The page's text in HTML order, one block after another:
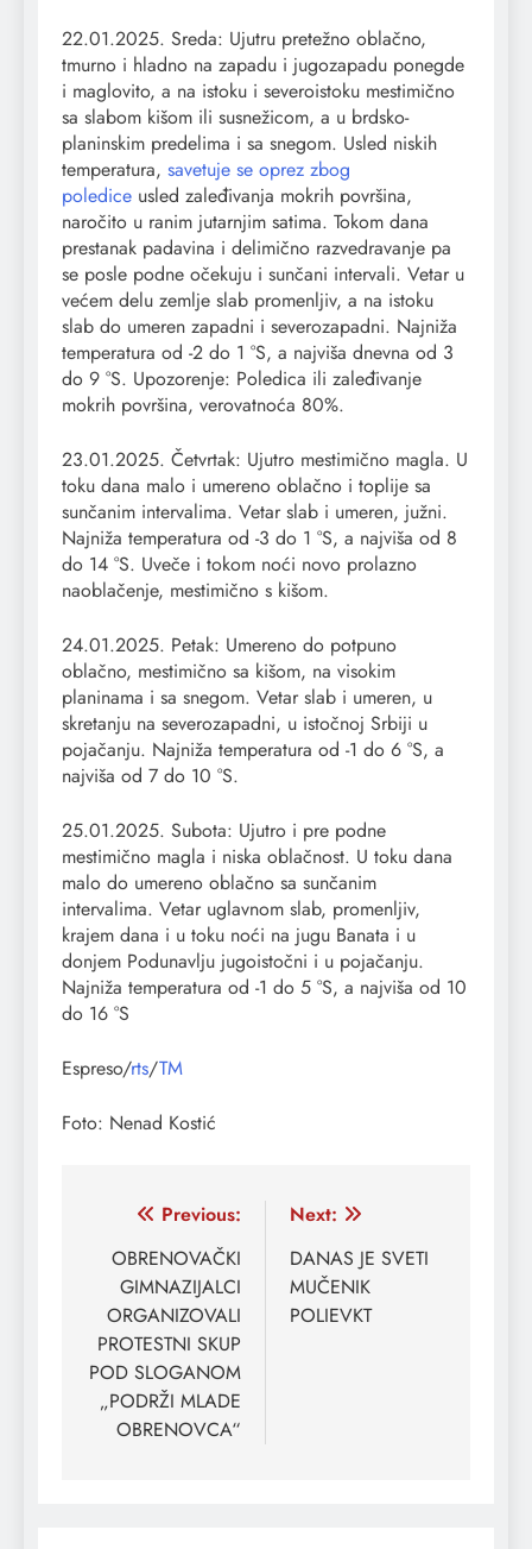
22.01.2025. Sreda: Ujutru pretežno oblačno,
tmurno i hladno na zapadu i jugozapadu ponegde
i maglovito, a na istoku i severoistoku mestimično
sa slabom kišom ili susnežicom, a u brdsko-
planinskim predelima i sa snegom. Usled niskih
temperatura, savetuje se oprez zbog
poledice usled zaleđivanja mokrih površina,
naročito u ranim jutarnjim satima. Tokom dana
prestanak padavina i delimično razvedravanje pa
se posle podne očekuju i sunčani intervali. Vetar u
većem delu zemlje slab promenljiv, a na istoku
slab do umeren zapadni i severozapadni. Najniža
temperatura od -2 do 1 °S, a najviša dnevna od 3
do 9 °S. Upozorenje: Poledica ili zaleđivanje
mokrih površina, verovatnoća 80%.
23.01.2025. Četvrtak: Ujutro mestimično magla. U
toku dana malo i umereno oblačno i toplije sa
sunčanim intervalima. Vetar slab i umeren, južni.
Najniža temperatura od -3 do 1 °S, a najviša od 8
do 14 °S. Uveče i tokom noći novo prolazno
naoblačenje, mestimično s kišom.
24.01.2025. Petak: Umereno do potpuno
oblačno, mestimično sa kišom, na visokim
planinama i sa snegom. Vetar slab i umeren, u
skretanju na severozapadni, u istočnoj Srbiji u
pojačanju. Najniža temperatura od -1 do 6 °S, a
najviša od 7 do 10 °S.
25.01.2025. Subota: Ujutro i pre podne
mestimično magla i niska oblačnost. U toku dana
malo do umereno oblačno sa sunčanim
intervalima. Vetar uglavnom slab, promenljiv,
krajem dana i u toku noći na jugu Banata i u
donjem Podunavlju jugoistočni i u pojačanju.
Najniža temperatura od -1 do 5 °S, a najviša od 10
do 16 °S
Espreso/rts/TM
Foto: Nenad Kostić
Кретање
чланка
Previous:
OBRENOVAČKI
GIMNAZIJALCI
ORGANIZOVALI
PROTESTNI SKUP
POD SLOGANOM
„PODRŽI MLADE
OBRENOVCA“
Next:
DANAS JE SVETI
MUČENIK
POLIEVKT